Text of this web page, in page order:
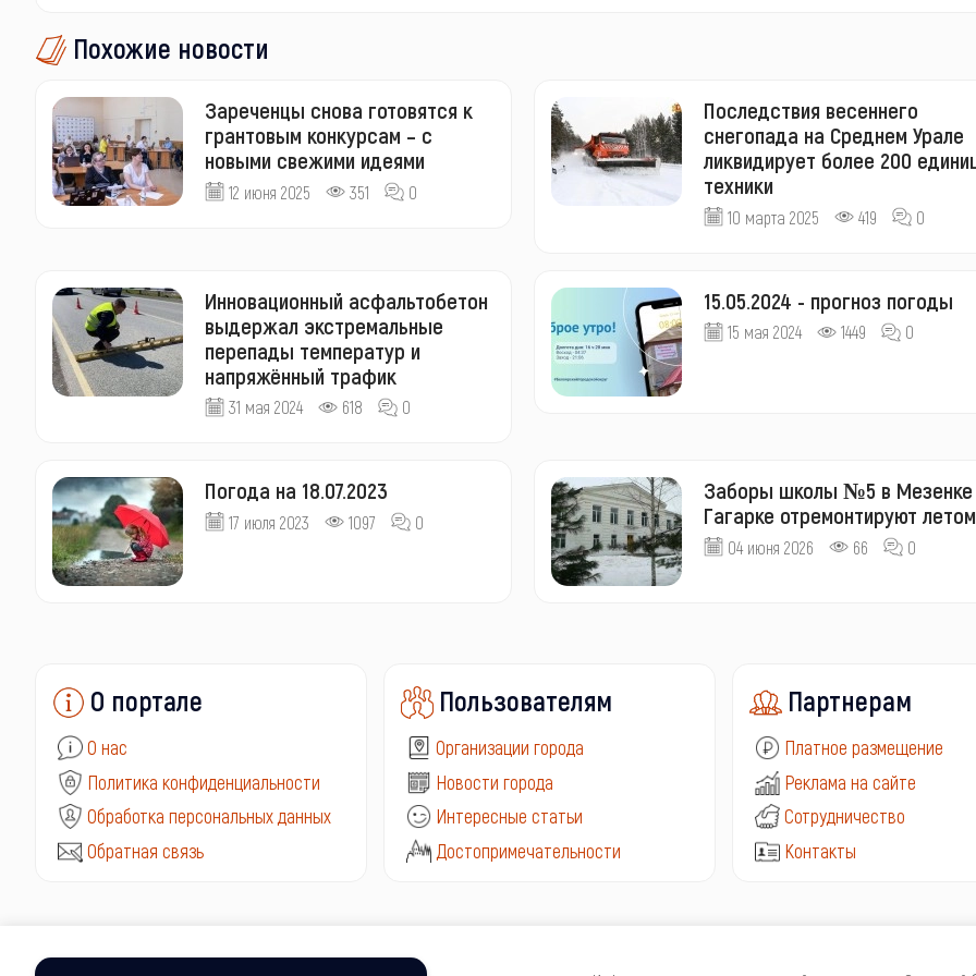
Похожие новости
Зареченцы снова готовятся к
грантовым конкурсам – с
новыми свежими идеями
12 июня 2025 351 0
Последствия весеннего
снегопада на Среднем Урале
ликвидирует более 200
техники
10 марта 2025 419 0
Инновационный асфальтобетон
выдержал экстремальные
перепады температур и
напряжённый трафик
31 мая 2024 618 0
15.05.2024 - прогноз погоды
15 мая 2024 1449 0
Погода на 18.07.2023
17 июля 2023 1097 0
Заборы школы №5 в Мезенке
Гагарке отремонтируют летом
04 июня 2026 66 0
О портале
О нас
Политика конфиденциальности
Обработка персональных данных
Обратная связь
Пользователям
Организации города
Новости города
Интересные статьи
Достопримечательности
Партнерам
Платное размещение
Реклама на сайте
Сотрудничество
Контакты